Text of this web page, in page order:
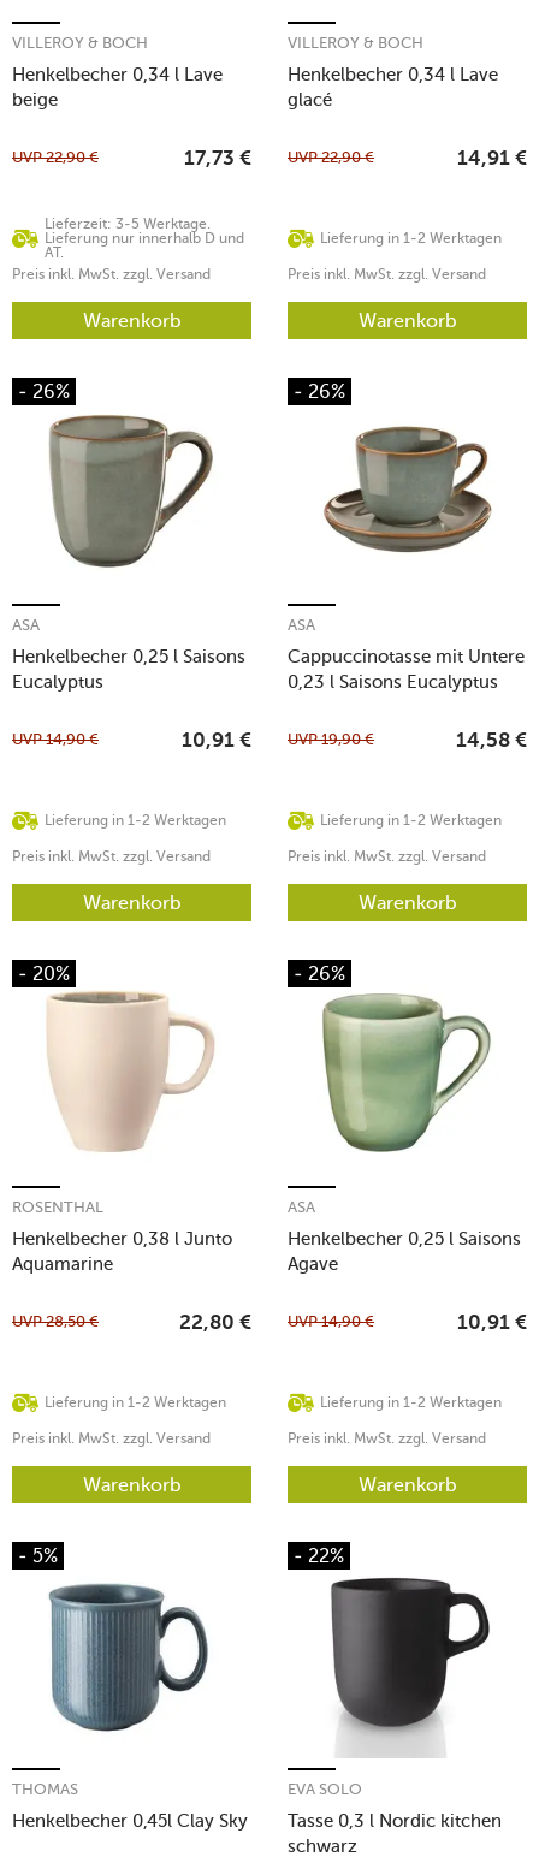
Henkelbecher 0,34 l Lave
beige
VILLEROY & BOCH
Lieferzeit: 3-5 Werktage.
Lieferung nur innerhalb D und
AT.
UVP22,90 € 17,73 €
Preis inkl. MwSt. zzgl. Versand
Warenkorb
Henkelbecher 0,34 l Lave
glacé
VILLEROY & BOCH
Lieferung in 1-2 Werktagen
UVP22,90 € 14,91 €
Preis inkl. MwSt. zzgl. Versand
Warenkorb
- 26%
Henkelbecher 0,25 l Saisons
Eucalyptus
ASA
Lieferung in 1-2 Werktagen
UVP14,90 € 10,91 €
Preis inkl. MwSt. zzgl. Versand
Warenkorb
- 26%
Cappuccinotasse mit Untere
0,23 l Saisons Eucalyptus
ASA
Lieferung in 1-2 Werktagen
UVP19,90 € 14,58 €
Preis inkl. MwSt. zzgl. Versand
Warenkorb
- 20%
Henkelbecher 0,38 l Junto
Aquamarine
ROSENTHAL
Lieferung in 1-2 Werktagen
UVP28,50 € 22,80 €
Preis inkl. MwSt. zzgl. Versand
Warenkorb
- 26%
Henkelbecher 0,25 l Saisons
Agave
ASA
Lieferung in 1-2 Werktagen
UVP14,90 € 10,91 €
Preis inkl. MwSt. zzgl. Versand
Warenkorb
- 5%
Henkelbecher 0,45l Clay Sky
THOMAS
- 22%
Tasse 0,3 l Nordic kitchen
schwarz
EVA SOLO